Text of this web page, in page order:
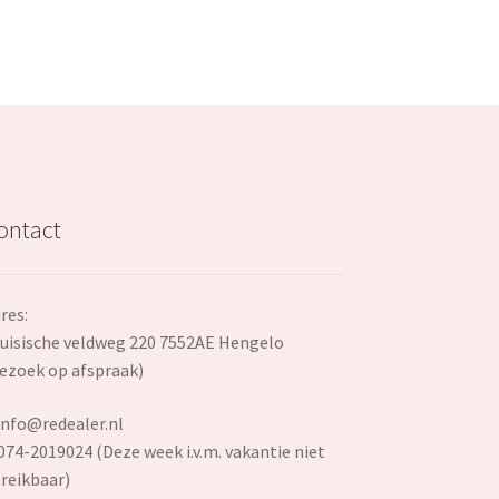
veldweg 220 7552AE Hengelo
op afspraak)
2019024 (Deze week i.v.m. vakantie niet